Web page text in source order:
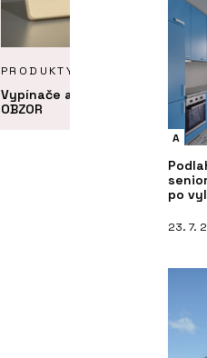
PRODUKTY
Vypínače a zásuvky NEXA
OBZOR
A
po
23. 7.